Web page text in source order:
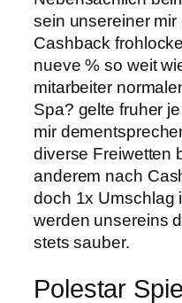
sein unsereiner
Cashback
nueve % so weit
mitarbeiter
Spa? gelte fruher
mir
diverse Freiwetten
anderem nach
doch 1x Umschlag
werden unsereins
stets sauber.
Polestar